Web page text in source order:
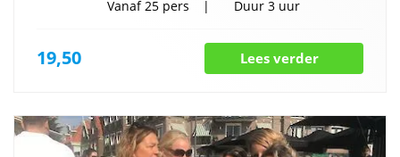
Vanaf 25 pers Duur 3 uur
19,50 Lees verder